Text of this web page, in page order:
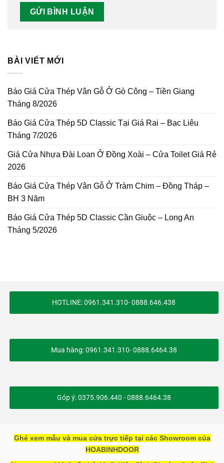
BÀI VIẾT MỚI
Báo Giá Cửa Thép Vân Gỗ Ở Gò Công – Tiền Giang
Tháng 8/2026
Báo Giá Cửa Thép 5D Classic Tại Giá Rai – Bạc Liêu
Tháng 7/2026
Giá Cửa Nhựa Đài Loan Ở Đồng Xoài – Cửa Toilet Giá Rẻ
2026
Báo Giá Cửa Thép Vân Gỗ Ở Tràm Chim – Đồng Tháp –
BH 3 Năm
Báo Giá Cửa Thép 5D Classic Cần Giuộc – Long An
Tháng 5/2026
HOTLINE: 0961.341.310- 0888.646.438
Mua hàng: 0961.341.310- 0888.6464.38
Góp ý: 0375.906.440 - 0888.6464.38
Ghé xem mẫu và mua cửa trực tiếp tại các Showroom của
HOABINHDOOR